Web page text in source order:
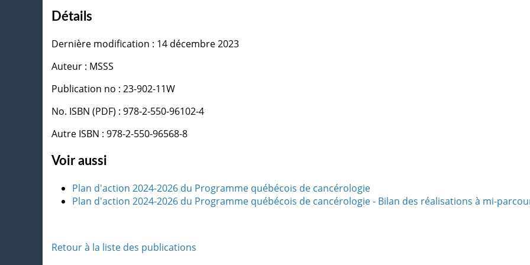
Détails
Dernière modification : 14 décembre 2023
Auteur : MSSS
Publication no : 23-902-11W
No. ISBN (PDF) : 978-2-550-96102-4
Autre ISBN : 978-2-550-96568-8
Voir aussi
Plan d'action 2024-2026 du Programme québécois de cancérologie
Plan d'action 2024-2026 du Programme québécois de cancérologie - Bilan des réalisations à mi-
Retour à la liste des publications